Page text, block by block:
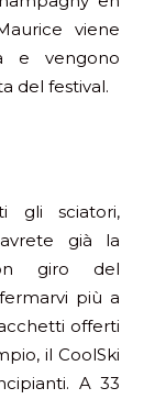
viene
e vengono
del festival.
gli sciatori,
già la
giro del
più a
offerti
il CoolSki
A 33